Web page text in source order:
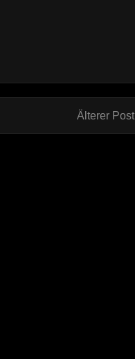
Älterer Post